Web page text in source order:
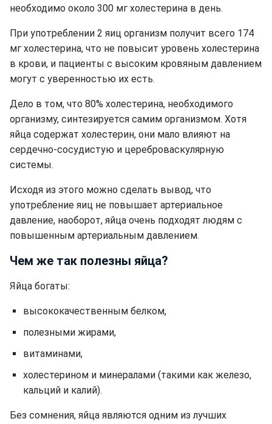
необходимо около 300 мг холестерина в день.
При употреблении 2 яиц организм получит всего 174
мг холестерина, что не повысит уровень холестерина
в крови, и пациенты с высоким кровяным давлением
могут с уверенностью их есть.
Дело в том, что 80% холестерина, необходимого
организму, синтезируется самим организмом. Хотя
яйца содержат холестерин, они мало влияют на
сердечно-сосудистую и цереброваскулярную
системы.
Исходя из этого можно сделать вывод, что
употребление яиц не повышает артериальное
давление, наоборот, яйца очень подходят людям с
повышенным артериальным давлением.
Чем же так полезны яйца?
Яйца богаты:
высококачественным белком,
полезными жирами,
витаминами,
холестерином и минералами (такими как железо,
кальций и калий).
Без сомнения, яйца являются одним из лучших